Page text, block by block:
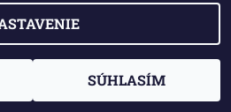
SÚHLASÍM